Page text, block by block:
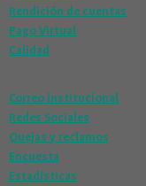
Rendición de cuentas
Pago Virtual
Calidad
Correo institucional
Redes Sociales
Quejas y reclamos
Encuesta
Estadísticas